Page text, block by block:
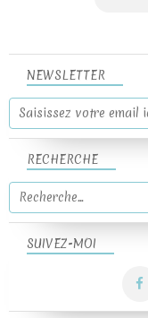
NEWSLETTER
SUIVEZ-MOI
RECHERCHE